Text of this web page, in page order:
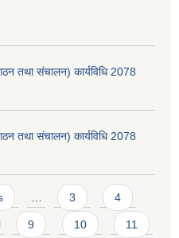
तथा संचालन) कार्यविधि 2078
तथा संचालन) कार्यविधि 2078
3 4
9 10 11